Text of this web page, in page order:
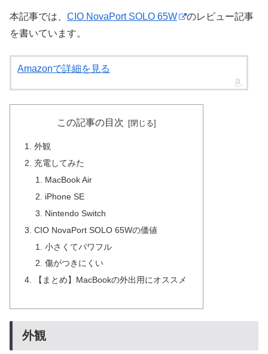
本記事では、 CIO NovaPort SOLO 65W
のレビュー記事
を書いています。
Amazonで詳細を見る
この記事の目次
外観
充電してみた
MacBook Air
iPhone SE
Nintendo Switch
CIO NovaPort SOLO 65Wの価値
小さくてパワフル
傷がつきにくい
【まとめ】MacBookの外出用にオススメ
外観